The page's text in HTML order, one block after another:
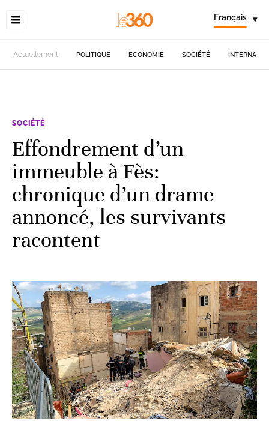
Français ▾
Actuellement POLITIQUE ECONOMIE SOCIÉTÉ
SOCIÉTÉ
Effondrement d’un
immeuble à Fès:
chronique d’un drame
annoncé, les survivants
racontent